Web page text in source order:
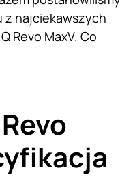
z najciekawszych
Q Revo MaxV. Co